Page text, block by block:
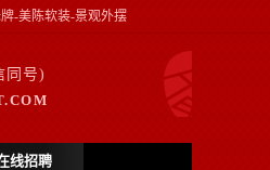
-美陈软装-景观外摆
同号)
线招聘